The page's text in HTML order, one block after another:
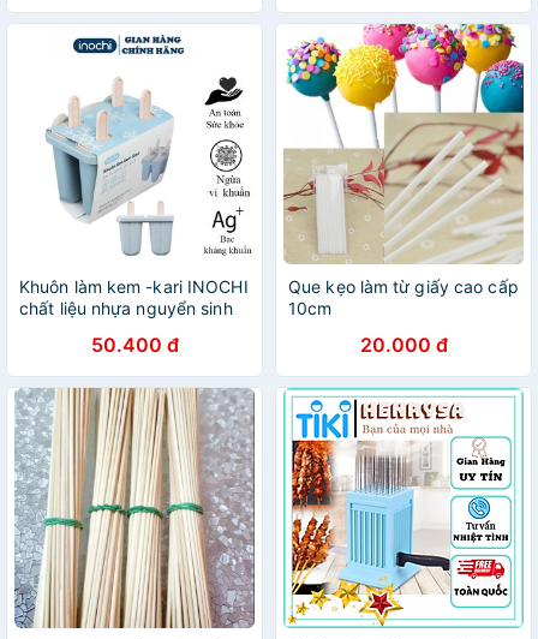
Khuôn làm kem -kari INOCHI
chất liệu nhựa nguyển sinh
tuyệt đối, dễ dàng tách kem
ra khỏi vỉ
50.400 đ
Que kẹo làm từ giấy cao cấp
10cm
20.000 đ